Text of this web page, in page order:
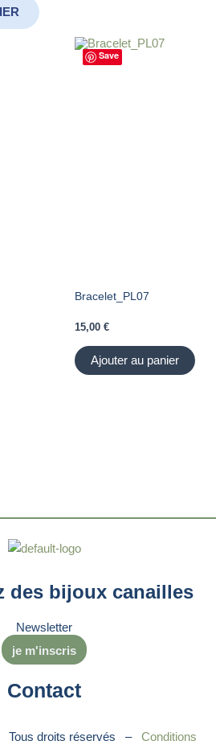
Save
Bracelet_PL07
15,00 €
Ajouter au panier
des bijoux canailles
Newsletter
je m'inscris
Contact
Tous droits réservés – Conditions